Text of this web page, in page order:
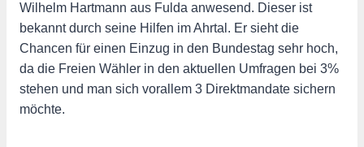
Wilhelm Hartmann aus Fulda anwesend. Dieser ist
bekannt durch seine Hilfen im Ahrtal. Er sieht die
Chancen für einen Einzug in den Bundestag sehr hoch,
da die Freien Wähler in den aktuellen Umfragen bei 3%
stehen und man sich vorallem 3 Direktmandate sichern
möchte.